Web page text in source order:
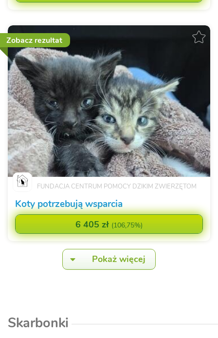
Zobacz rezultat
FUNDACJA CENTRUM POMOCY DZIKIM ZWIERZĘTOM
Koty potrzebują wsparcia
6 405 zł (106,75%)
Pokaż więcej
Skarbonki